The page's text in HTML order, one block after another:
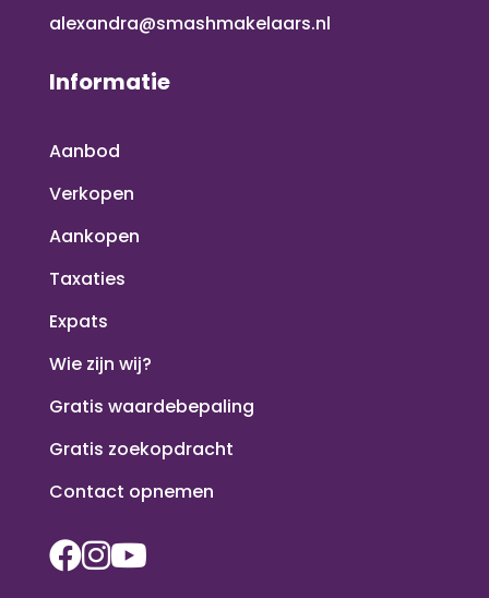
alexandra@smashmakelaars.nl
Informatie
Aanbod
Verkopen
Aankopen
Taxaties
Expats
Wie zijn wij?
Gratis waardebepaling
Gratis zoekopdracht
Contact opnemen